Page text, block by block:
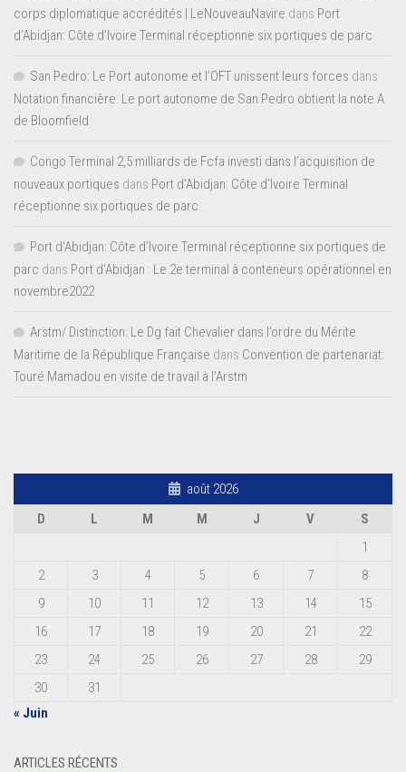
corps diplomatique accrédités | LeNouveauNavire dans Port
d’Abidjan: Côte d’Ivoire Terminal réceptionne six portiques de parc
San Pedro: Le Port autonome et l’OFT unissent leurs forces dans
Notation financière: Le port autonome de San Pedro obtient la note A
de Bloomfield
Congo Terminal 2,5 milliards de Fcfa investi dans l’acquisition de
nouveaux portiques dans Port d’Abidjan: Côte d’Ivoire Terminal
réceptionne six portiques de parc
Port d'Abidjan: Côte d’Ivoire Terminal réceptionne six portiques de
parc dans Port d’Abidjan : Le 2e terminal à conteneurs opérationnel en
novembre2022
Arstm/ Distinction: Le Dg fait Chevalier dans l’ordre du Mérite
Maritime de la République Française dans Convention de partenariat:
Touré Mamadou en visite de travail à l’Arstm
août 2026
D
L M M J V
S
1
2
3 4 5 6 7
8
9
10 11 12 13 14
15
16
17 18 19 20 21
22
23
24 25 26 27 28
29
30
31
« Juin
ARTICLES RÉCENTS